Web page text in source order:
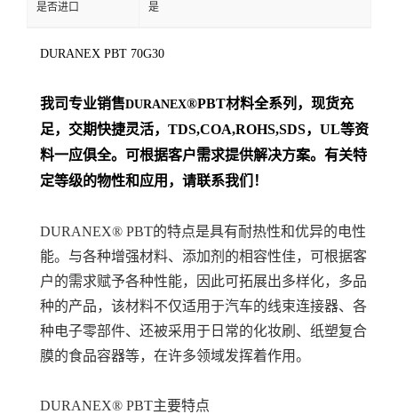
是否进口 是
DURANEX PBT 70G30
我司专业销售DURANEX®PBT材料全系列 ，现货充
足，交期快捷灵活，TDS,COA,ROHS,SDS，UL等资
料一应俱全。可根据客户需求提供解决方案。 有关特
定等级的物性和应用，请联系我们！
DURANEX® PBT的特点是具有耐热性和优异的电性
能。与各种增强材料、添加剂的相容性佳，可根据客
户的需求赋予各种性能，因此可拓展出多样化，多品
种的产品，该材料不仅适用于汽车的线束连接器、各
种电子零部件、还被采用于日常的化妆刷、纸塑复合
膜的食品容器等，在许多领域发挥着作用。
DURANEX® PBT主要特点